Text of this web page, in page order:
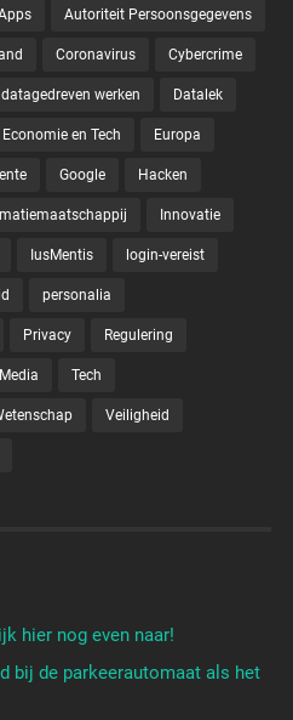
Autoriteit Persoonsgegevens
Coronavirus Cybercrime
datagedreven werken Datalek
Economie en Tech Europa
Google Hacken
Innovatie
IusMentis login-vereist
personalia
Privacy Regulering
Tech
Veiligheid
hier nog even naar!
bij de parkeerautomaat als het